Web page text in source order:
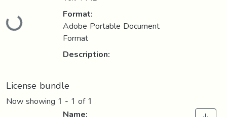
Loading...
Format:
Adobe Portable Document
Format
Description:
License bundle
Now showing 1 - 1 of 1